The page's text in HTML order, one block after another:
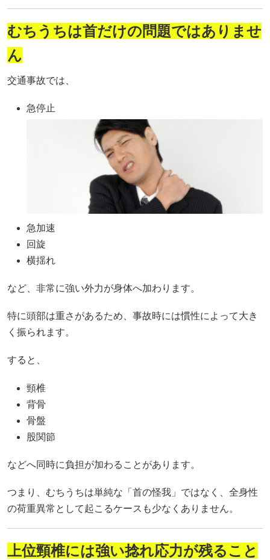
むちうちは首だけの問題ではありませ
ん
交通事故では、
急停止
急加速
回旋
横揺れ
など、非常に強い外力が身体へ加わります。
特に頭部は重さがあるため、事故時には慣性によって大き
く振られます。
すると、
頸椎
背骨
骨盤
股関節
などへ同時に負担が加わることがあります。
つまり、むちうちは単純な「首の怪我」ではなく、全身性
の荷重異常として起こるケースも少なくありません。
上位頸椎には強い捻れ応力が残ること